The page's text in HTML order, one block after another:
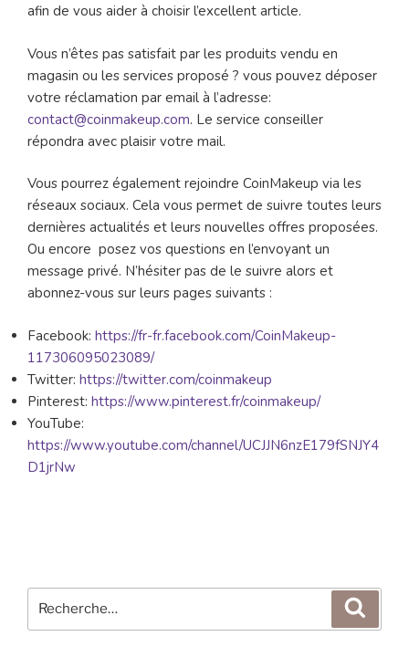
afin de vous aider à choisir l’excellent article.
Vous n’êtes pas satisfait par les produits vendu en
magasin ou les services proposé ? vous pouvez déposer
votre réclamation par email à l’adresse:
contact@coinmakeup.com. Le service conseiller
répondra avec plaisir votre mail.
Vous pourrez également rejoindre CoinMakeup via les
réseaux sociaux. Cela vous permet de suivre toutes leurs
dernières actualités et leurs nouvelles offres proposées.
Ou encore posez vos questions en l’envoyant un
message privé. N’hésiter pas de le suivre alors et
abonnez-vous sur leurs pages suivants :
Facebook: https://fr-fr.facebook.com/CoinMakeup-
117306095023089/
Twitter: https://twitter.com/coinmakeup
Pinterest: https://www.pinterest.fr/coinmakeup/
YouTube:
https://www.youtube.com/channel/UCJJN6nzE179fSNJY4
D1jrNw
pour